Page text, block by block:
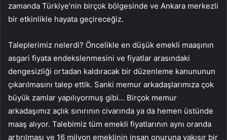
zamanda Türkiye’nin birçok bölgesinde ve Ankara merkezli
bir etkinlikle hayata geçireceğiz.
Taleplerimiz nelerdi? Öncelikle en düşük emekli maaşının
asgari fiyata endekslenmesini ve fiyatlar arasındaki
dengesizliği ortadan kaldıracak bir düzenleme kanununun
çıkarılmasını talep ettik. Sanki memur arkadaşlarımıza çok
büyük zamlar yapılıyormuş gibi… Birçok memur
arkadaşımız açlık sınırının civarında ya da hemen üstünde
maaş alıyor. Talebimiz tüm emekli fiyatlarının aynı oranda
artırılması ve 16 milyon emeklinin insan onuruna yakışır bir